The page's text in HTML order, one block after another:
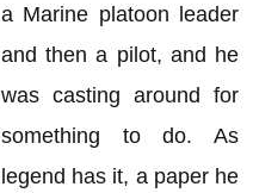
a Marine platoon leader
and then a pilot, and he
was casting around for
something to do. As
legend has it, a paper he